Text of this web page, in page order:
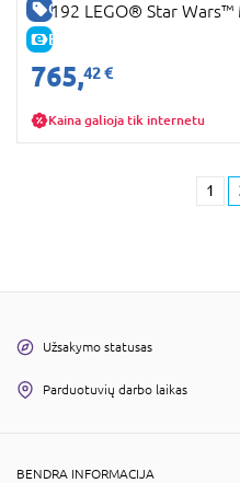
GERA KAINA
E-KAINA
75192 LEGO® Star
765,42 €
Kaina galioja tik internetu
1
Užsakymo statusas
Parduotuvių darbo laikas
BENDRA INFORMACIJA